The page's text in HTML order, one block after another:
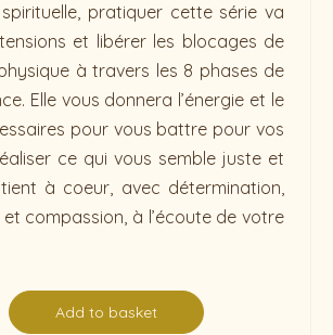
pratiquer cette série va
et libérer les blocages de
à travers les 8 phases de
Elle vous donnera l’énergie et le
pour vous battre pour vos
ce qui vous semble juste et
à coeur, avec détermination,
compassion, à l’écoute de votre
Add to basket